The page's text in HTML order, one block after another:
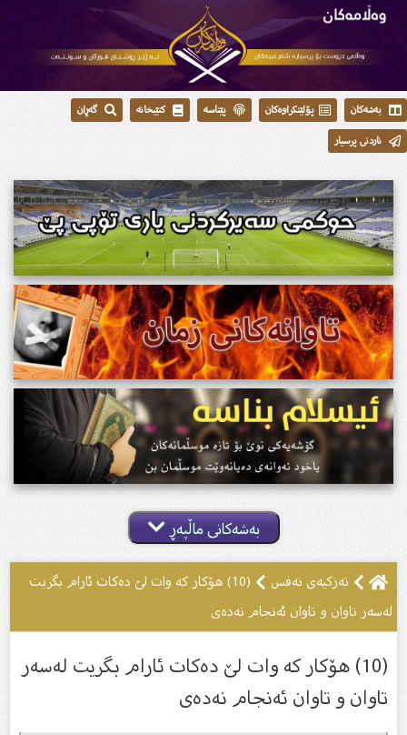
بەشەکان پۆلێنکراوەکان پێناسە کتێبخانە
گەڕان
ناردنی پرسیار
بەشەکانی ماڵپەڕ
تەزکیەى نەفس
(10) هۆکار کە وات لێ دەکات ئارام بگریت
لەسەر تاوان و تاوان ئەنجام نەدەى
(10) هۆکار کە وات لێ دەکات ئارام بگریت لەسەر
تاوان و تاوان ئەنجام نەدەى